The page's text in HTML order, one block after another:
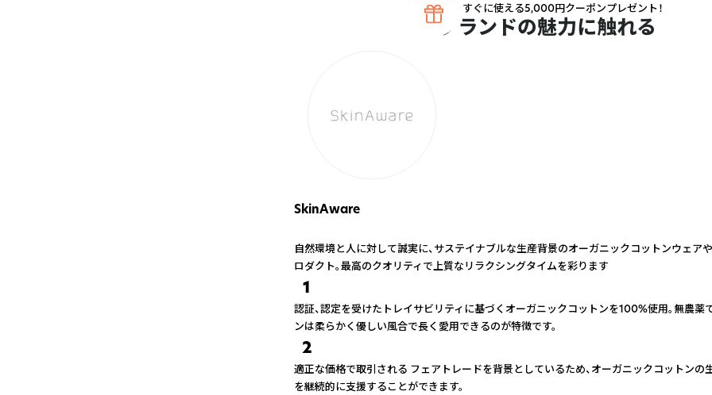
ブランドの魅力に触れる
SkinAware
自然環境と人に対して誠実に、サステイナブルな生産背景のオーガニックコットンウェア
ロダクト。最高のクオリティで上質なリラクシングタイムを彩ります
1
認証、認定を受けたトレイサビリティに基づくオーガニックコットンを100%使用。無農薬
ンは柔らかく優しい風合で長く愛用できるのが特徴です。
2
適正な価格で取引される フェアトレードを背景としているため、オーガニックコットンの
を継続的に支援することができます。
すぐに使える5,000円クーポンプレゼント！